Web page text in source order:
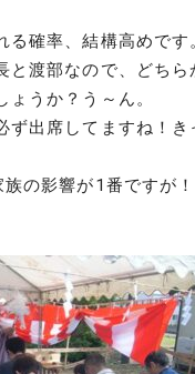
る確率、結構高めです
と渡部なので、どち
ょうか？う～ん。
ず出席してますね！き
の影響が1番ですが！